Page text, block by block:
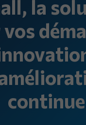
la
continue